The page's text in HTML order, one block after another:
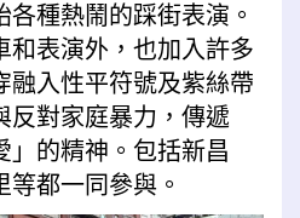
種熱鬧的踩街表演。
和表演外，也加入許多
融入性平符號及紫絲帶
反對家庭暴力，傳遞
」的精神。包括新昌
等都一同參與。